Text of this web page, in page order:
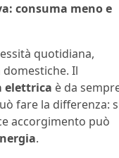
consuma meno e
quotidiana,
Il
elettrica è da
fare la differenza:
accorgimento può
.